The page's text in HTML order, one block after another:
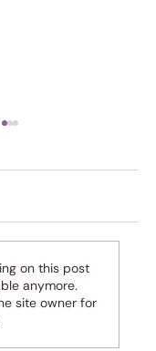
on this post
anymore.
site owner for